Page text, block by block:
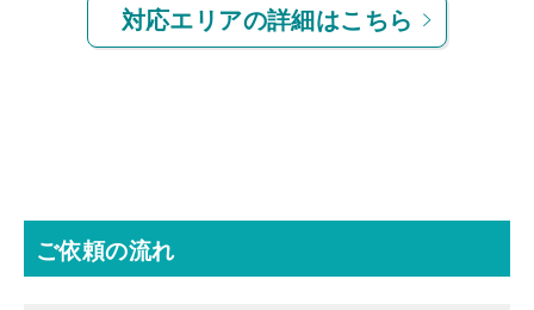
対応エリアの詳細はこちら
ご依頼の流れ